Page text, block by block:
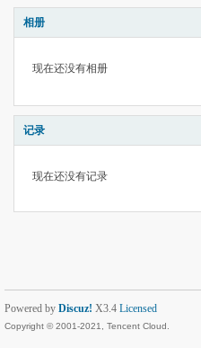
相册
现在还没有相册
记录
现在还没有记录
Powered by Discuz! X3.4 Licensed
Copyright © 2001-2021, Tencent Cloud.